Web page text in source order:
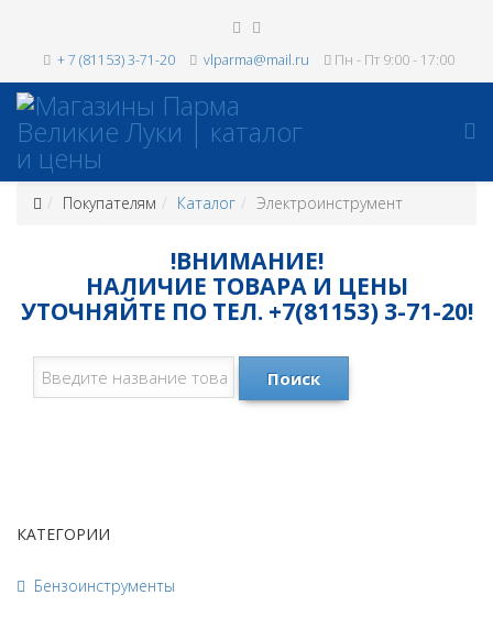
+ 7 (81153) 3-71-20 vlparma@mail.ru Пн - Пт 9:00 - 17:00
Покупателям Каталог Электроинструмент
!ВНИМАНИЕ!
НАЛИЧИЕ ТОВАРА И ЦЕНЫ
УТОЧНЯЙТЕ ПО ТЕЛ. +7(81153) 3-71-20!
Поиск
КАТЕГОРИИ
Бензоинструменты